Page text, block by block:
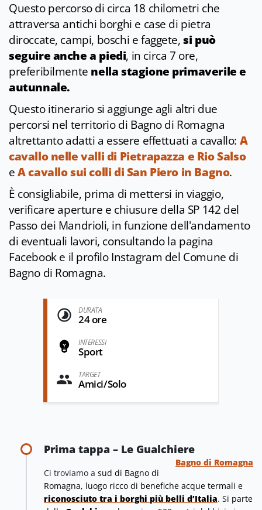
Questo percorso di circa 18 chilometri che
attraversa antichi borghi e case di pietra
diroccate, campi, boschi e faggete,si può
seguire anche a piedi, in circa 7 ore,
preferibilmente nella stagione primaverile e
autunnale.
Questo itinerario si aggiunge agli altri due
percorsi nel territorio di Bagno di Romagna
altrettanto adatti a essere effettuati a cavallo: A
cavallo nelle valli di Pietrapazza e Rio Salso
eA cavallo sui colli di San Piero in Bagno.
È consigliabile, prima di mettersi in viaggio,
verificare aperture e chiusure della SP 142 del
Passo dei Mandrioli, in funzione dell'andamento
di eventuali lavori, consultando la pagina
Facebooke il profilo Instagram del Comune di
Bagno di Romagna.
DURATA
24 ore
INTERESSI
Sport
TARGET
Amici/Solo
Prima tappa – Le Gualchiere
Bagno di Romagna
Ci troviamo a sud di Bagno di
Romagna, luogo ricco di benefiche acque termali e
riconosciuto tra i borghi più belli d’Italia. Si parte